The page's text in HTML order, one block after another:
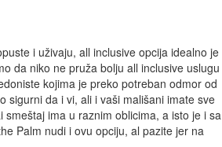
i uživaju, all inclusive opcija idealno je
da niko ne pruža bolju all inclusive uslugu
kojima je preko potreban odmor od
sigurni da i vi, ali i vaši mališani imate sve
ima u raznim oblicima, a isto je i sa
Palm nudi i ovu opciju, al pazite jer na